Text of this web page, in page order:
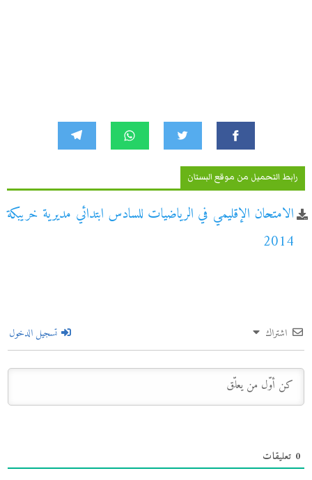
رابط التحميل من موقع البستان
الامتحان الإقليمي في الرياضيات للسادس ابتدائي مديرية خريبكة
2014
اشتراك تسجيل الدخول
0 تعليقات